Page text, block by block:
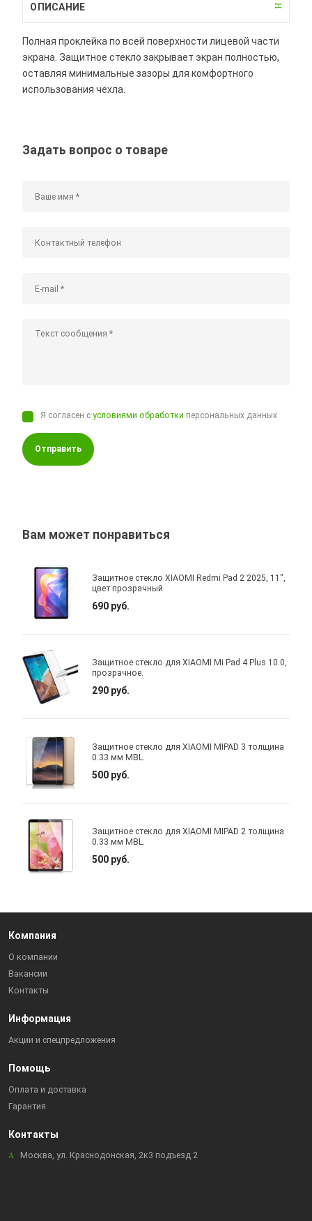
ОПИСАНИЕ
Полная проклейка по всей поверхности лицевой части
экрана. Защитное стекло закрывает экран полностью,
оставляя минимальные зазоры для комфортного
использования чехла.
Задать вопрос о товаре
Я согласен сусловиями обработки персональных данных
Отправить
Вам может понравиться
Защитное стекло XIAOMI Redmi Pad 2 2025, 11",
цвет прозрачный
690 руб.
Защитное стекло для XIAOMI Mi Pad 4 Plus 10.0,
прозрачное.
290 руб.
Защитное стекло для XIAOMI MIPAD 3 толщина
0.33 мм MBL.
500 руб.
Защитное стекло для XIAOMI MIPAD 2 толщина
0.33 мм MBL.
500 руб.
Компания
О компании
Вакансии
Контакты
Информация
Акции и спецпредложения
Помощь
Оплата и доставка
Гарантия
Контакты
Москва, ул. Краснодонская, 2к3 подъезд 2